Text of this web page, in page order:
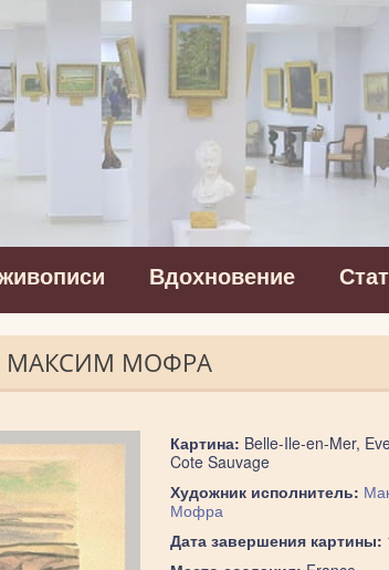
Вдохновение
— МАКСИМ МОФРА
Картина: Belle-Ile-en-Mer,
Cote Sauvage
Художник исполнитель:
Мофра
Дата завершения картины: